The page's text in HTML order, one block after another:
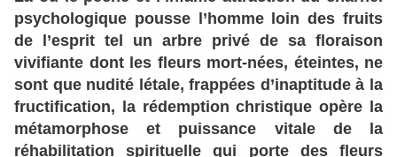
psychologique pousse l’homme loin des fruits
de l’esprit tel un arbre privé de sa floraison
vivifiante dont les fleurs mort-nées, éteintes, ne
sont que nudité létale, frappées d’inaptitude à la
fructification, la rédemption christique opère la
métamorphose et puissance vitale de la
réhabilitation spirituelle qui porte des fleurs